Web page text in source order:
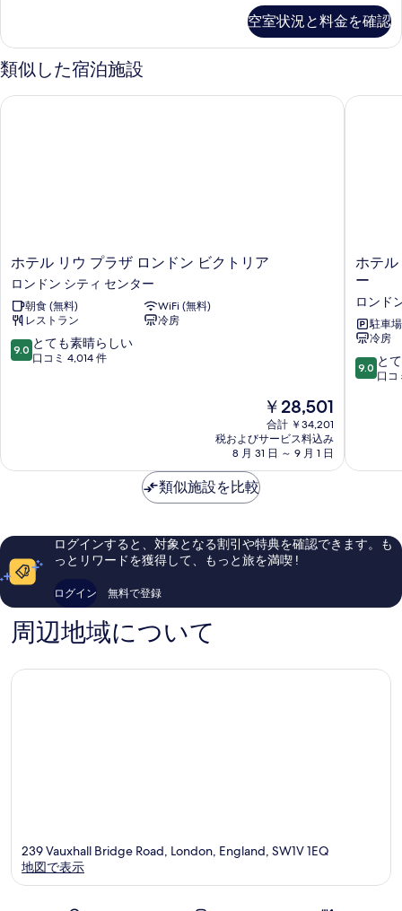
表
示
す
る
台
の
す
表
示
す
る
台
詳
写
真
を
詳
細
空室状況と料金を確認
類似した宿泊施設
ホ
テ
ル
リ
ウ
プ
ラ
ク
ロ
ド
ン
ィ
セ
タ
ホテル リウ プラザ ロンドン ビクトリア
ロンドン シティ センター
朝食 (無料)
WiFi (無料)
レストラン
冷房
10
段
素
い、
コ
ミ
件
の
コ
9.0 とても素晴らしい
口コミ 4,014 件
現
在
の
料
金
￥28,501
合計 ￥34,201
税およびサービス料込み
8 月 31 日 ～ 9 月 1 日
ホテル リウ プラザ ロンドン ビクトリア
ホ
テ
リ
ウ
プ
ラ
ザ
ウ
ミ
ン
ホテル
ー
ロンド
駐車
冷房
10
段
も
し
い、
の
9.0 と
口コ
ホテル
類似施設を比較
ログインすると、対象となる割引や特典を確認できます。も
っとリワードを獲得して、もっと旅を満喫 !
ログイン 無料で登録
周辺地域について
239 Vauxhall Bridge Road, London, England, SW1V 1EQ
地図で表示